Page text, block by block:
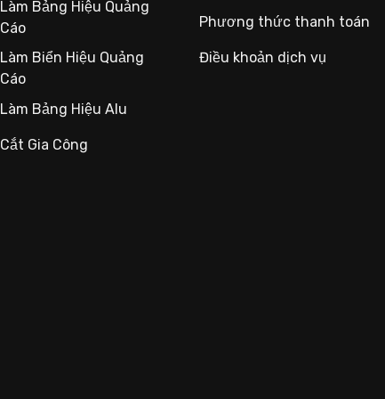
Làm Bảng Hiệu Quảng
Cáo
Làm Biển Hiệu Quảng
Cáo
Làm Bảng Hiệu Alu
Cắt Gia Công
Phương thức thanh toán
Điều khoản dịch vụ